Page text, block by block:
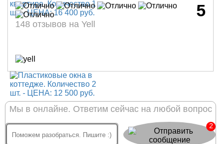
5
148 отзывов на Yell
Мы в онлайне. Ответим сейчас на любой вопрос
2